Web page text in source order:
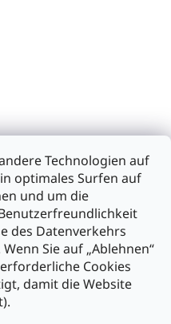
Technologien auf
optimales Surfen auf
und um die
des Datenverkehrs
Sie auf „Ablehnen“
Cookies
damit die Website